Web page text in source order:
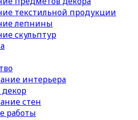
текстильной продукции
лепнины
скульптур
интерьера
стен
работы